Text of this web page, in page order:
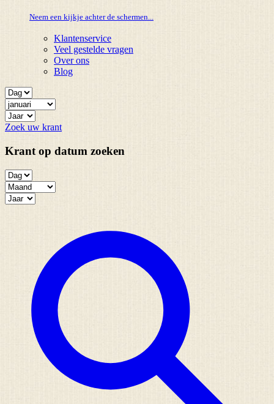
Neem een kijkje achter de schermen...
Klantenservice
Veel gestelde vragen
Over ons
Blog
Zoek uw krant
Krant op datum zoeken